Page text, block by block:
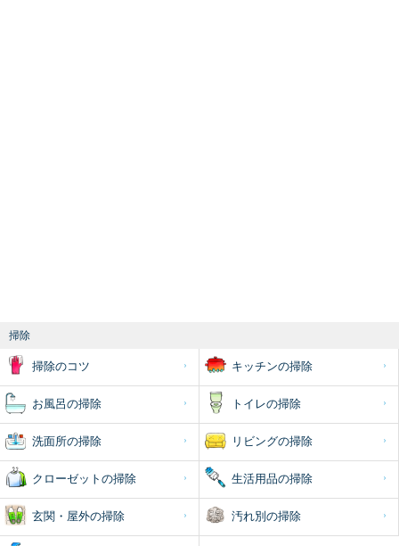
掃除
掃除のコツ キッチンの掃除
お風呂の掃除 トイレの掃除
洗面所の掃除 リビングの掃除
クローゼットの掃除 生活用品の掃除
玄関・屋外の掃除 汚れ別の掃除